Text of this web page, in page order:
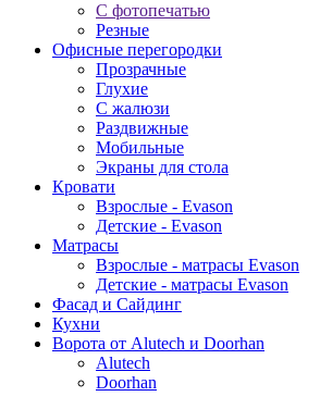
С фотопечатью
Резные
Офисные перегородки
Прозрачные
Глухие
С жалюзи
Раздвижные
Мобильные
Экраны для стола
Кровати
Взрослые - Evason
Детские - Evason
Матрасы
Взрослые - матрасы Evason
Детские - матрасы Evason
Фасад и Сайдинг
Кухни
Ворота от Alutech и Doorhan
Alutech
Doorhan